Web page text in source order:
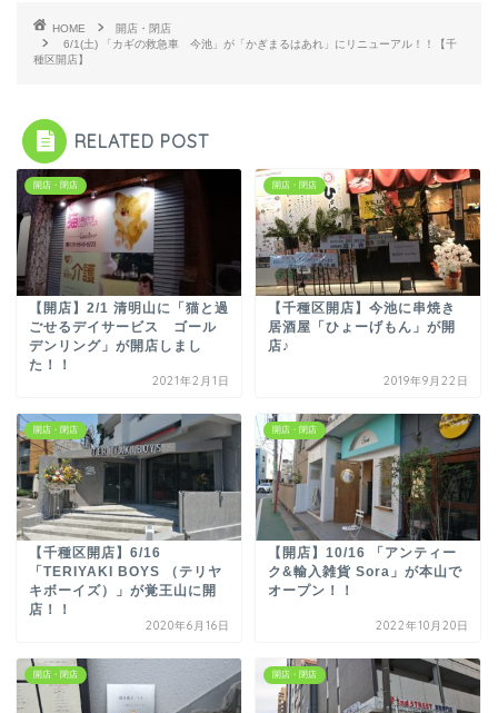
HOME
開店・閉店
6/1(土) 「カギの救急車 今池」が「かぎまるはあれ」にリニューアル！！【千
種区開店】
RELATED POST
開店・閉店
【開店】2/1 清明山に「猫と過
ごせるデイサービス ゴール
デンリング」が開店しまし
た！！
2021年2月1日
開店・閉店
【千種区開店】今池に串焼き
居酒屋「ひょーげもん」が開
店♪
2019年9月22日
開店・閉店
【千種区開店】6/16
「TERIYAKI BOYS （テリヤ
キボーイズ）」が覚王山に開
店！！
2020年6月16日
開店・閉店
【開店】10/16 「アンティー
ク&輸入雑貨 Sora」が本山で
オープン！！
2022年10月20日
開店・閉店 開店・閉店